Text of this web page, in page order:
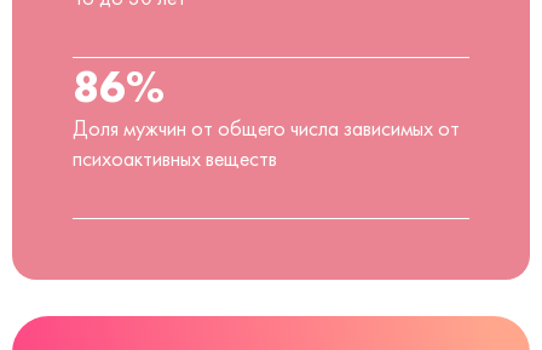
86%
Доля мужчин от общего числа зависимых от
психоактивных веществ